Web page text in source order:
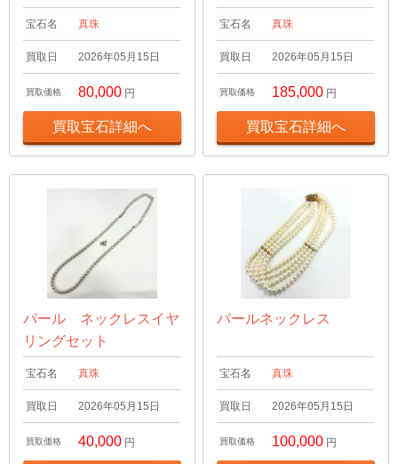
宝石名 真珠
買取日 2026年05月15日
買取価格 80,000 円
買取宝石詳細へ
宝石名 真珠
買取日 2026年05月15日
買取価格 185,000 円
買取宝石詳細へ
パール ネックレスイヤ
リングセット
宝石名 真珠
買取日 2026年05月15日
買取価格 40,000 円
パールネックレス
宝石名 真珠
買取日 2026年05月15日
買取価格 100,000 円